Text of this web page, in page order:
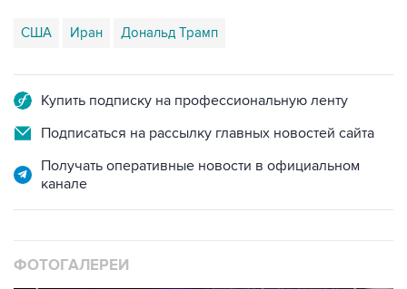
США Иран Дональд Трамп
Купить подписку на профессиональную ленту
Подписаться на рассылку главных новостей сайта
Получать оперативные новости в официальном
канале
ФОТОГАЛЕРЕИ